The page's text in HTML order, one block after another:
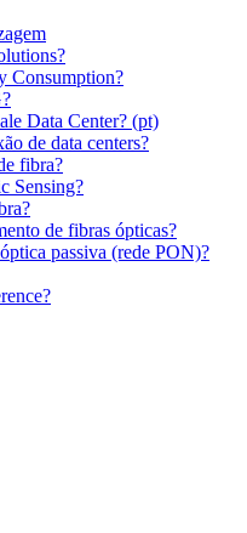
Consumption?
Data Center? (pt)
de data centers?
fibra?
Sensing?
de fibras ópticas?
passiva (rede PON)?